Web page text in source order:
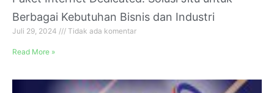
Berbagai Kebutuhan Bisnis dan Industri
Juli 29, 2024 Tidak ada komentar
Read More »